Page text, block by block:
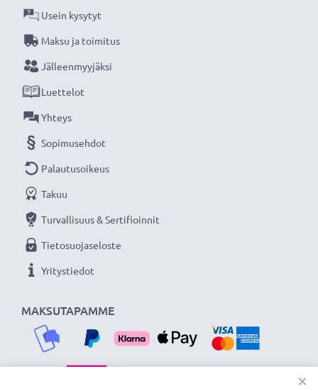
johdolla, Erinomainen suorituskyky ja liitettävyys,
3 vuoden takuu!
MAKSUTAPAMME
Usein kysytyt
Maksu ja toimitus
Jälleenmyyjäksi
Luettelot
Yhteys
Sopimusehdot
Palautusoikeus
Takuu
Turvallisuus & Sertifioinnit
Tietosuojaseloste
Yritystiedot
×